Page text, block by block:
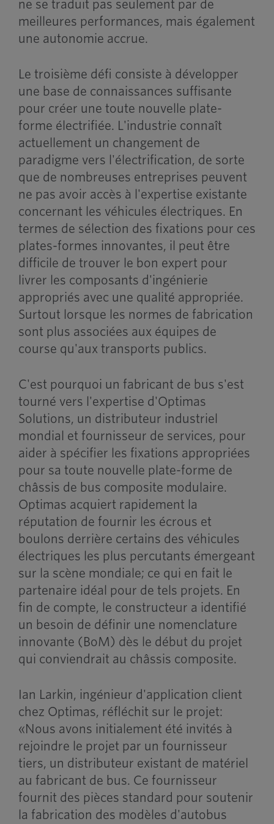
ne se traduit pas seulement par de
meilleures performances, mais également
une autonomie accrue.
Le troisième défi consiste à développer
une base de connaissances suffisante
pour créer une toute nouvelle plate-
forme électrifiée. L'industrie connaît
actuellement un changement de
paradigme vers l'électrification, de sorte
que de nombreuses entreprises peuvent
ne pas avoir accès à l'expertise existante
concernant les véhicules électriques. En
termes de sélection des fixations pour ces
plates-formes innovantes, il peut être
difficile de trouver le bon expert pour
livrer les composants d'ingénierie
appropriés avec une qualité appropriée.
Surtout lorsque les normes de fabrication
sont plus associées aux équipes de
course qu'aux transports publics.
C'est pourquoi un fabricant de bus s'est
tourné vers l'expertise d'Optimas
Solutions, un distributeur industriel
mondial et fournisseur de services, pour
aider à spécifier les fixations appropriées
pour sa toute nouvelle plate-forme de
châssis de bus composite modulaire.
Optimas acquiert rapidement la
réputation de fournir les écrous et
boulons derrière certains des véhicules
électriques les plus percutants émergeant
sur la scène mondiale; ce qui en fait le
partenaire idéal pour de tels projets. En
fin de compte, le constructeur a identifié
un besoin de définir une nomenclature
innovante (BoM) dès le début du projet
qui conviendrait au châssis composite.
Ian Larkin, ingénieur d'application client
chez Optimas, réfléchit sur le projet:
«Nous avons initialement été invités à
rejoindre le projet par un fournisseur
tiers, un distributeur existant de matériel
au fabricant de bus. Ce fournisseur
fournit des pièces standard pour soutenir
la fabrication des modèles d'autobus